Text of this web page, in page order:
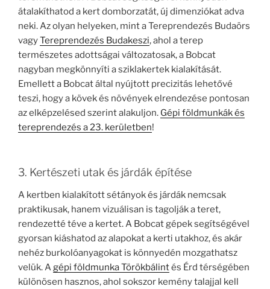
átalakíthatod a kert domborzatát, új dimenziókat adva
neki. Az olyan helyeken, mint a Tereprendezés Budaörs
vagyTereprendezés Budakeszi, ahol a terep
természetes adottságai változatosak, a Bobcat
nagyban megkönnyíti a sziklakertek kialakítását.
Emellett a Bobcat által nyújtott precizitás lehetővé
teszi, hogy a kövek és növények elrendezése pontosan
az elképzelésed szerint alakuljon. Gépi földmunkák és
tereprendezés a 23. kerületben!
3. Kertészeti utak és járdák építése
A kertben kialakított sétányok és járdák nemcsak
praktikusak, hanem vizuálisan is tagolják a teret,
rendezetté téve a kertet. A Bobcat gépek segítségével
gyorsan kiáshatod az alapokat a kerti utakhoz, és akár
nehéz burkolóanyagokat is könnyedén mozgathatsz
velük. Agépi földmunka Törökbálintés Érd térségében
különösen hasznos, ahol sokszor kemény talajjal kell